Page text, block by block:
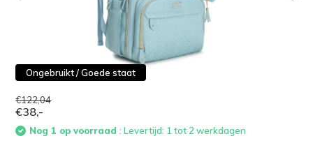
Ongebruikt / Goede staat
€122,04
€38,-
Nog 1 op voorraad: Levertijd: 1 tot 2 werkdagen